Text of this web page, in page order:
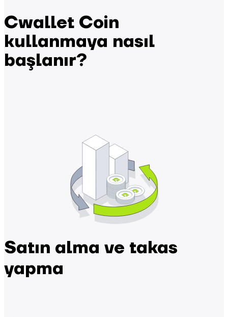
Cwallet Coin
kullanmaya nasıl
başlanır?
Satın alma ve takas
yapma